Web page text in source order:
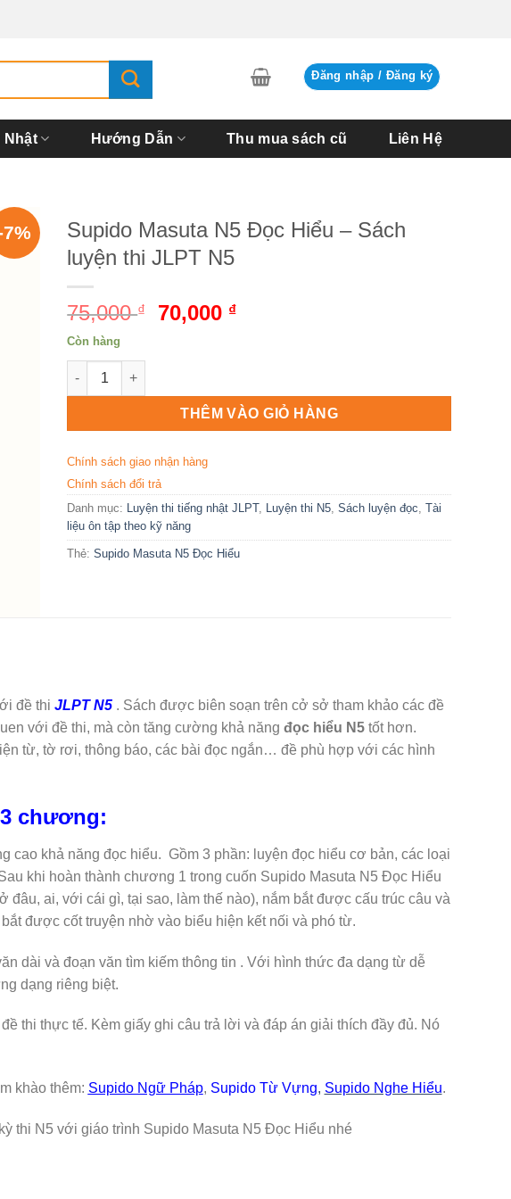
Đăng nhập / Đăng ký
Nhật Hướng Dẫn Thu mua sách cũ Liên Hệ
7%
Supido Masuta N5 Đọc Hiểu – Sách
luyện thi JLPT N5
75,000₫
Giá
70,000 ₫
70,000 ₫.
Còn hàng
Supido Masuta N5 Đọc Hiểu - Sách luyện thi JLPT N5 số lượng
THÊM VÀO GIỎ HÀNG
Chính sách giao nhận hàng
Chính sách đổi trả
Danh mục: Luyện thi tiếng nhật JLPT, Luyện thi N5 ,Sách luyện đọc ,Tài
liệu ôn tập theo kỹ năng
Thẻ:Supido Masuta N5 Đọc Hiểu
đề thi JLPT N5. Sách được biên soạn trên cở sở tham khảo các đề
với đề thi, mà còn tăng cường khả năng đọc hiểu N5tốt hơn.
từ, tờ rơi, thông báo, các bài đọc ngắn… đề phù hợp với các hình
chương:
cao khả năng đọc hiểu. Gồm 3 phần: luyện đọc hiểu cơ bản, các loại
khi hoàn thành chương 1 trong cuốn Supido Masuta N5 Đọc Hiểu
đâu, ai, với cái gì, tại sao, làm thế nào), nắm bắt được cấu trúc câu và
được cốt truyện nhờ vào biểu hiện kết nối và phó từ.
dài và đoạn văn tìm kiếm thông tin . Với hình thức đa dạng từ dễ
dạng riêng biệt.
thi thực tế. Kèm giấy ghi câu trả lời và đáp án giải thích đầy đủ. Nó
khào thêm: Supido Ngữ Pháp, Supido Từ Vựng, Supido Nghe Hiểu.
thi N5 với giáo trình Supido Masuta N5 Đọc Hiểu nhé